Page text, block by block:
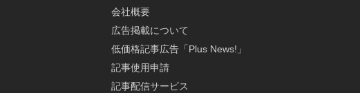
会社概要
広告掲載について
低価格記事広告「Plus News!」
記事使用申請
記事配信サービス